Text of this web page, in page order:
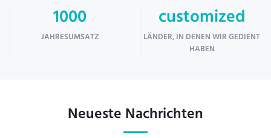
1000
JAHRESUMSATZ
customized
LÄNDER, IN DENEN WIR GEDIENT
HABEN
Neueste Nachrichten